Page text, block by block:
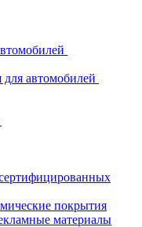
автомобилей
покрытия
материалы